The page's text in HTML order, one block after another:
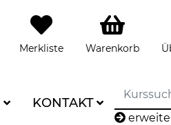
Merkliste Warenkorb
KONTAKT